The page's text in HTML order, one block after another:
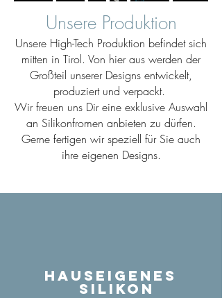
Unsere Produktion
Unsere High-Tech Produktion befindet sich
mitten in Tirol. Von hier aus werden der
Großteil unserer Designs entwickelt,
produziert und verpackt.
Wir freuen uns Dir eine exklusive Auswahl
an Silikonfromen anbieten zu dürfen.
Gerne fertigen wir speziell für Sie auch
ihre eigenen Designs.
Hauseigenes
Silikon